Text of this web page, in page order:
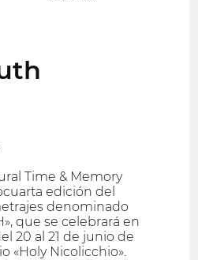
Time & Memory
edición del
denominado
que se celebrará en
20 al 21 de junio de
«Holy Nicolicchio».